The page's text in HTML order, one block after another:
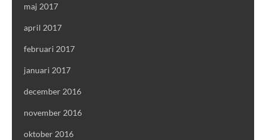
maj 2017
april 2017
februari 2017
januari 2017
december 2016
november 2016
oktober 2016